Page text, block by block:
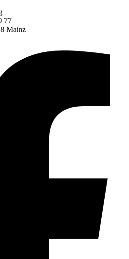
77
Mainz